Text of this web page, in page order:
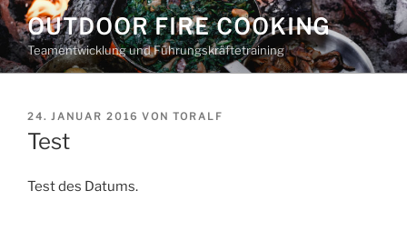
Zum
Inhalt
springen
OUTDOOR FIRE COOKING
Teamentwicklung und Führungskräftetraining
VERÖFFENTLICHT
AM
24. JANUAR 2016 VON TORALF
Test
Test des Datums.